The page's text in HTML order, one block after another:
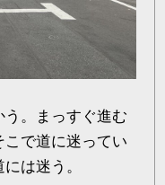
。まっすぐ進む
こで道に迷ってい
は迷う。